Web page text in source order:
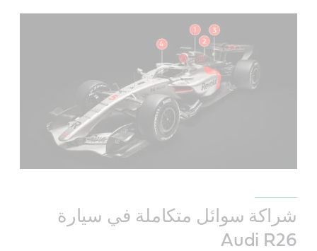
شراكة سوائل متكاملة في سيارة
Audi R26